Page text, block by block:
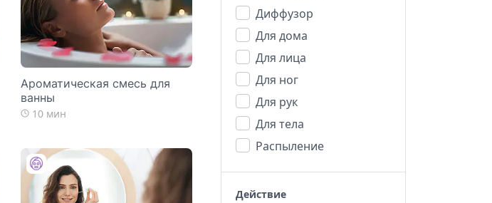
Ароматическая смесь для
ванны
10 мин
Диффузор
Для дома
Для лица
Для ног
Для рук
Для тела
Распыление
Действие